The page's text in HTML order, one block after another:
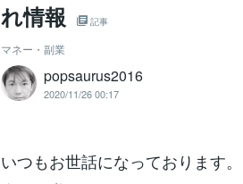
れ情報
記事
マネー・副業
popsaurus2016
2020/11/26 00:17
いつもお世話になっております。